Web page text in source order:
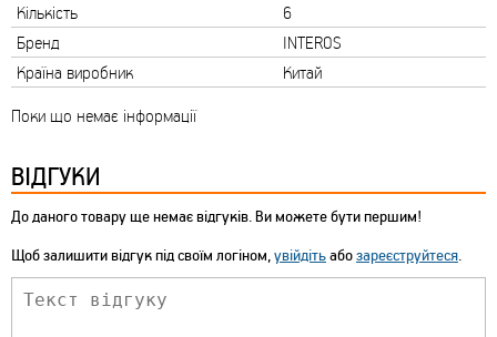
Кількість
6
Бренд
INTEROS
Країна виробник
Китай
Поки що немає інформації
ВІДГУКИ
До даного товару ще немає відгуків. Ви можете бути першим!
Щоб залишити відгук під своїм логіном,увійдітьабозареєструйтеся.